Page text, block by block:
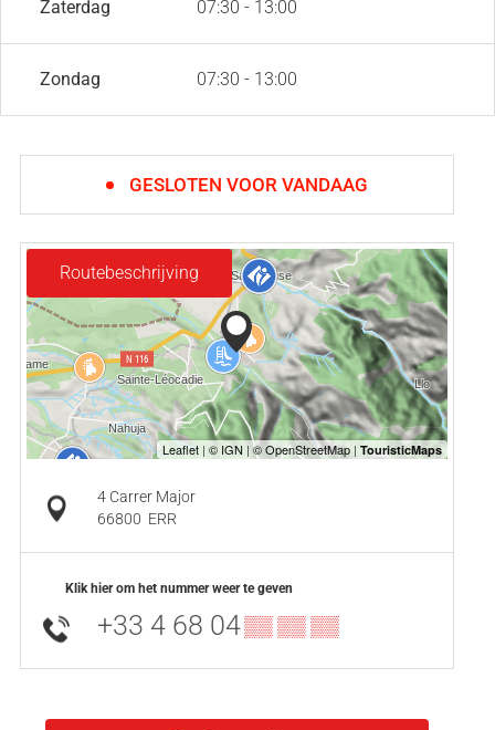
Zaterdag 07:30 - 13:00
Zondag 07:30 - 13:00
GESLOTEN VOOR VANDAAG
Routebeschrijving
4 Carrer Major
66800 ERR
Klik hier om het nummer weer te geven
+33 4 68 04▒▒ ▒▒ ▒▒